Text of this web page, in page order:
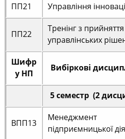
ПП21 Управління
ПП22
Тренінг з прийняття
управлінських
Шифр
у НП
Вибіркові
5 семестр (2
ВПП13
Менеджмент
підприємницької